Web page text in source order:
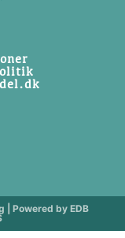
Powered by EDB